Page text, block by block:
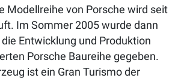
Modellreihe von Porsche wird seit
Im Sommer 2005 wurde dann
Entwicklung und Produktion
Porsche Baureihe gegeben.
ist ein Gran Turismo der